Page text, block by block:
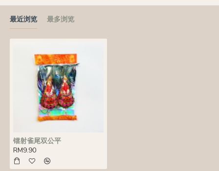
最近浏览 最多浏览
镭射雀尾双公平
RM9.90